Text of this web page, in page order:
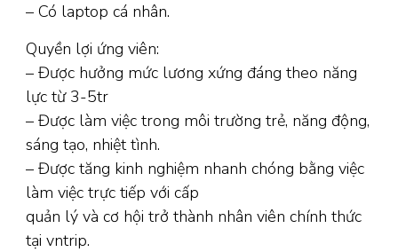
– Có laptop cá nhân.
Quyền lợi ứng viên:
– Được hưởng mức lương xứng đáng theo năng
lực từ 3-5tr
– Được làm việc trong môi trường trẻ, năng động,
sáng tạo, nhiệt tình.
– Được tăng kinh nghiệm nhanh chóng bằng việc
làm việc trực tiếp với cấp
quản lý và cơ hội trở thành nhân viên chính thức
tại vntrip.